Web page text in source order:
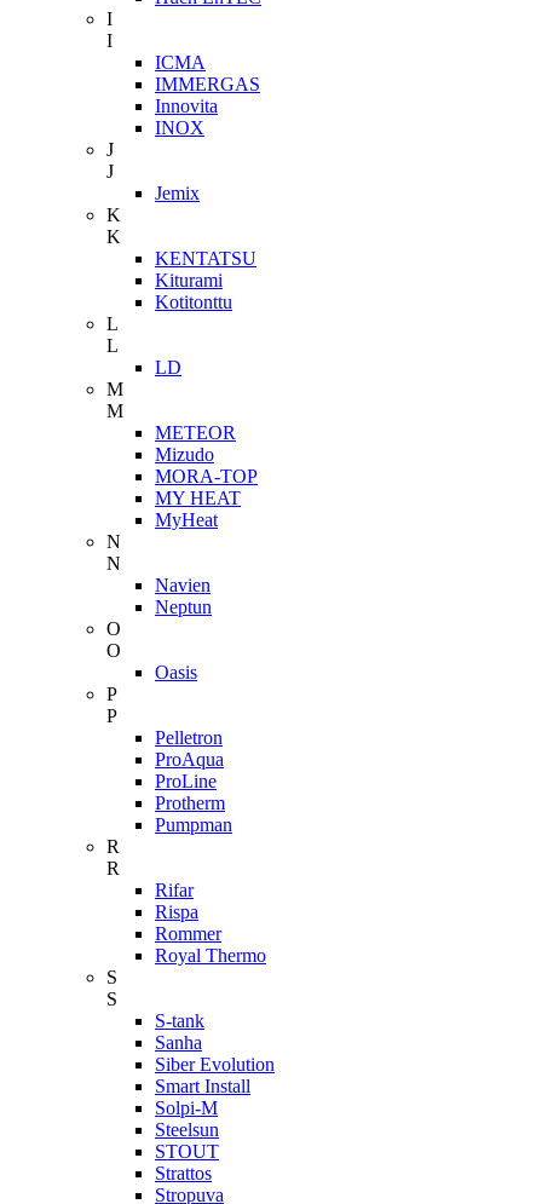
I
I
ICMA
IMMERGAS
Innovita
INOX
J
J
Jemix
K
K
KENTATSU
Kiturami
Kotitonttu
L
L
LD
M
M
METEOR
Mizudo
MORA-TOP
MY HEAT
MyHeat
N
N
Navien
Neptun
O
O
Oasis
P
P
Pelletron
ProAqua
ProLine
Protherm
Pumpman
R
R
Rifar
Rispa
Rommer
Royal Thermo
S
S
S-tank
Sanha
Siber Evolution
Smart Install
Solpi-M
Steelsun
STOUT
Strattos
Stropuva